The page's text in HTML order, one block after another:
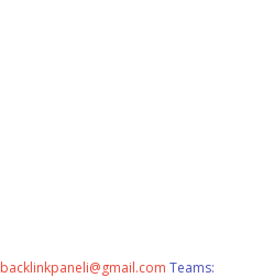
backlinkpaneli@gmail.com Teams: